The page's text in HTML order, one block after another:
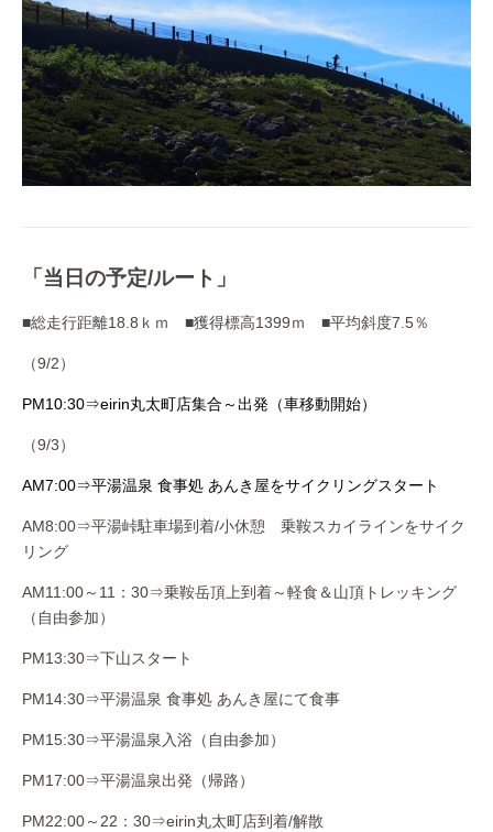
「当日の予定/ルート」
■総走行距離18.8ｋｍ ■獲得標高1399ｍ ■平均斜度7.5％
（9/2）
PM10:30⇒eirin丸太町店集合～出発（車移動開始）
（9/3）
AM7:00⇒平湯温泉 食事処 あんき屋をサイクリングスタート
AM8:00⇒平湯峠駐車場到着/小休憩 乗鞍スカイラインをサイク
リング
AM11:00～11：30⇒乗鞍岳頂上到着～軽食＆山頂トレッキング
（自由参加）
PM13:30⇒下山スタート
PM14:30⇒平湯温泉 食事処 あんき屋にて食事
PM15:30⇒平湯温泉入浴（自由参加）
PM17:00⇒平湯温泉出発（帰路）
PM22:00～22：30⇒eirin丸太町店到着/解散